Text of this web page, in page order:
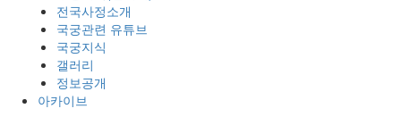
전국사정소개
국궁관련 유튜브
국궁지식
갤러리
정보공개
아카이브